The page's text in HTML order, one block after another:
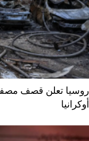
روسيا تعلن قصف
أوكرانيا